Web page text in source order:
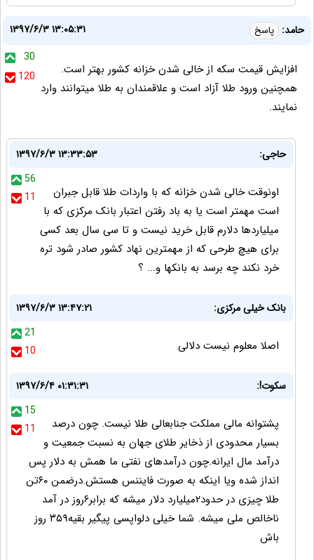
حامد: پاسخ
۱۳۹۷/۶/۳ ۱۳:۰۵:۳۱
30
120
افزایش قیمت سکه از خالی شدن خزانه کشور بهتر است.
همچنین ورود طلا آزاد است و علاقمندان به طلا میتوانند وارد
نمایند.
حاجی:
۱۳۹۷/۶/۳ ۱۳:۳۳:۵۳
56
11
اونوقت خالی شدن خزانه که با واردات طلا قابل جبران
است مهمتر است یا به باد رفتن اعتبار بانک مرکزی که با
میلیاردها دلارم قابل خرید نیست و تا سی سال بعد کسی
برای هیچ طرحی که از مهمترین نهاد کشور صادر شود تره
خرد نکند چه برسد به بانکها و... ؟
بانک خیلی مرکزی:
۱۳۹۷/۶/۳ ۱۳:۴۷:۲۱
21
10
اصلا معلوم نیست دلالی
سکوت!:
۱۳۹۷/۶/۴ ۰۱:۳۱:۳۱
15
11
پشتوانه مالی مملکت جنابعالی طلا نیست. چون درصد
بسیار محدودی از ذخایر طلای جهان به نسبت جمعیت و
درآمد مال ایرانه.چون درآمدهای نفتی ما همش به دلار پس
انداز شده ویا اینکه به صورت فایننس هستش.درضمن ۶۰تن
طلا چیزی در حدود۲میلیارد دلار میشه که برابر۶روز در آمد
ناخالص ملی میشه. شما خیلی دلواپسی پیگیر بقیه۳۵۹ روز
باش